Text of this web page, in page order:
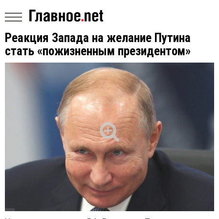
Реакция Запада на желание Путина
стать «пожизненным президентом»